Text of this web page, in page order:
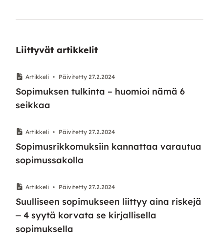
Liittyvät artikkelit
Artikkeli • Päivitetty 27.2.2024
Sopimuksen tulkinta – huomioi nämä 6
seikkaa
Artikkeli • Päivitetty 27.2.2024
Sopimusrikkomuksiin kannattaa varautua
sopimussakolla
Artikkeli • Päivitetty 27.2.2024
Suulliseen sopimukseen liittyy aina riskejä
⎼ 4 syytä korvata se kirjallisella
sopimuksella